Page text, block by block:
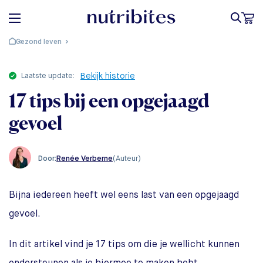
Gezond leven
laatste update: Bekijk historie
17 tips bij een opgejaagd
gevoel
Door: Renée Verberne(Auteur)
Bijna iedereen heeft wel eens last van een opgejaagd
gevoel.
In dit artikel vind je 17 tips om die je wellicht kunnen